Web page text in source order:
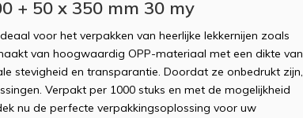
+ 50 x 350 mm 30 my
voor het verpakken van heerlijke lekkernijen zoals
van hoogwaardig OPP-materiaal met een dikte van
stevigheid en transparantie. Doordat ze onbedrukt zijn,
Verpakt per 1000 stuks en met de mogelijkheid
nu de perfecte verpakkingsoplossing voor uw